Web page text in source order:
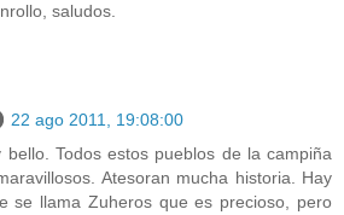
saludos.
22 ago 2011, 19:08:00
bello. Todos estos pueblos de la campiña
Atesoran mucha historia. Hay
se llama Zuheros que es precioso, pero